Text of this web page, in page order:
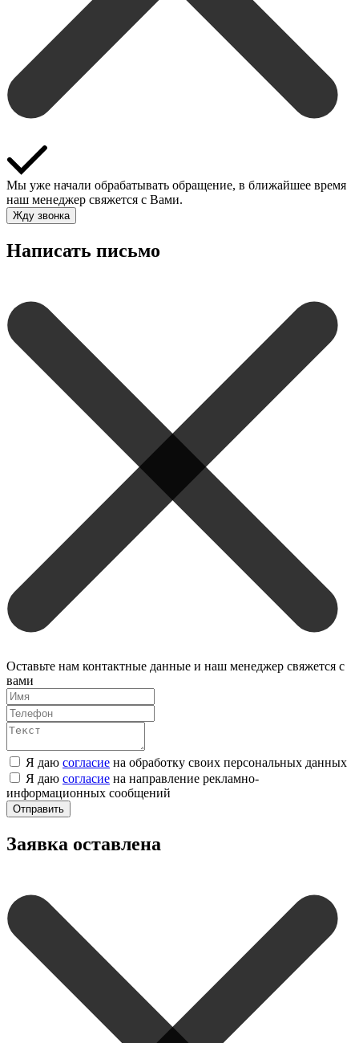
Мы уже начали обрабатывать обращение, в ближайшее время
наш менеджер свяжется с Вами.
Жду звонка
Написать письмо
Оставьте нам контактные данные и наш менеджер свяжется с
вами
Я даю согласие на обработку своих персональных данных
Я даю согласие на направление рекламно-
информационных сообщений
Отправить
Заявка оставлена